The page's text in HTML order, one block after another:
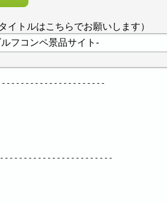
イトルはこちらでお願いします）